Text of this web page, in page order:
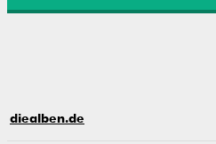
diealben.de